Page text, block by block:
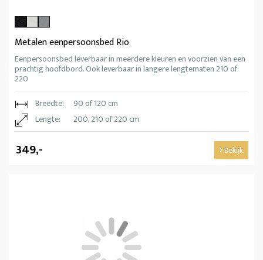
Metalen eenpersoonsbed Rio
Eenpersoonsbed leverbaar in meerdere kleuren en voorzien van een
prachtig hoofdbord. Ook leverbaar in langere lengtematen 210 of
220
Breedte:
90 of 120 cm
Lengte:
200, 210 of 220 cm
349,- Bekijk